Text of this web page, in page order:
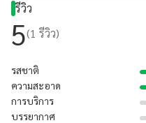
รีวิว
5(1 รีวิว)
รสชาติ
ความสะอาด
การบริการ
บรรยากาศ